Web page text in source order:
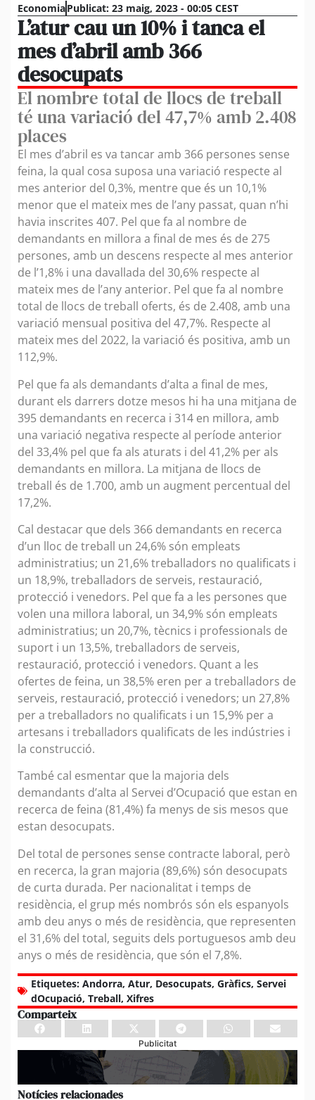
EconomiaPublicat: 23 maig, 2023 - 00:05 CEST
L’atur cau un 10% i tanca el
mes d’abril amb 366
desocupats
El nombre total de llocs de treball
té una variació del 47,7% amb 2.408
places
El mes d’abril es va tancar amb 366 persones sense
feina, la qual cosa suposa una variació respecte al
mes anterior del 0,3%, mentre que és un 10,1%
menor que el mateix mes de l’any passat, quan n’hi
havia inscrites 407. Pel que fa al nombre de
demandants en millora a final de mes és de 275
persones, amb un descens respecte al mes anterior
de l’1,8% i una davallada del 30,6% respecte al
mateix mes de l’any anterior. Pel que fa al nombre
total de llocs de treball oferts, és de 2.408, amb una
variació mensual positiva del 47,7%. Respecte al
mateix mes del 2022, la variació és positiva, amb un
112,9%.
Pel que fa als demandants d’alta a final de mes,
durant els darrers dotze mesos hi ha una mitjana de
395 demandants en recerca i 314 en millora, amb
una variació negativa respecte al període anterior
del 33,4% pel que fa als aturats i del 41,2% per als
demandants en millora. La mitjana de llocs de
treball és de 1.700, amb un augment percentual del
17,2%.
Cal destacar que dels 366 demandants en recerca
d’un lloc de treball un 24,6% són empleats
administratius; un 21,6% treballadors no qualificats i
un 18,9%, treballadors de serveis, restauració,
protecció i venedors. Pel que fa a les persones que
volen una millora laboral, un 34,9% són empleats
administratius; un 20,7%, tècnics i professionals de
suport i un 13,5%, treballadors de serveis,
restauració, protecció i venedors. Quant a les
ofertes de feina, un 38,5% eren per a treballadors de
serveis, restauració, protecció i venedors; un 27,8%
per a treballadors no qualificats i un 15,9% per a
artesans i treballadors qualificats de les indústries i
la construcció.
També cal esmentar que la majoria dels
demandants d’alta al Servei d’Ocupació que estan en
recerca de feina (81,4%) fa menys de sis mesos que
estan desocupats.
Del total de persones sense contracte laboral, però
en recerca, la gran majoria (89,6%) són desocupats
de curta durada. Per nacionalitat i temps de
residència, el grup més nombrós són els espanyols
amb deu anys o més de residència, que representen
el 31,6% del total, seguits dels portuguesos amb deu
anys o més de residència, que són el 7,8%.
Etiquetes: Andorra, Atur, Desocupats, Gràfics, Servei
dOcupació, Treball, Xifres
Comparteix
Publicitat
Notícies relacionades